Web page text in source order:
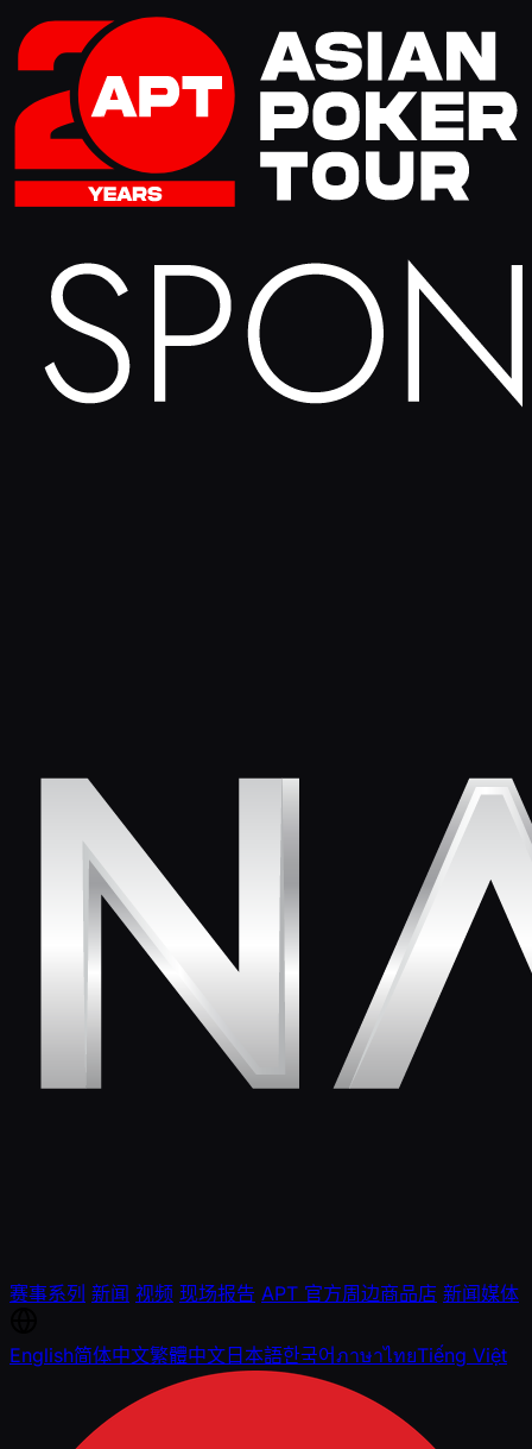
赛事系列 新闻 视频 现场报告 APT 官方周边商品店 新闻媒体
English简体中文繁體中文日本語한국어ภาษาไทยTiếng Việt